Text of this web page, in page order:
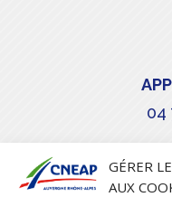
GÉRER
AUX
04